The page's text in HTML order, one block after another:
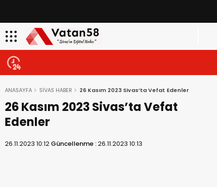
ANASAYFA SİVAS HABER 26 Kasım 2023 Sivas’ta Vefat Edenler
26 Kasım 2023 Sivas’ta Vefat
Edenler
26.11.2023 10:12 Güncellenme :26.11.2023 10:13